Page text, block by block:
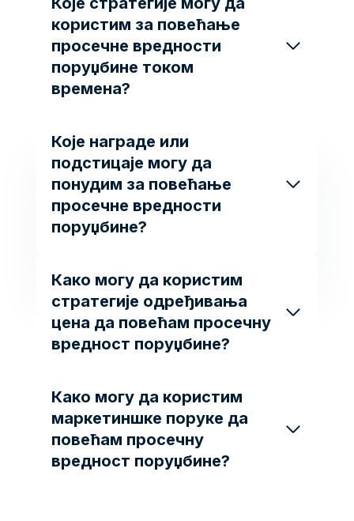
користим за повећање
просечне вредности
поруџбине током
времена?
Које награде или
подстицаје могу да
понудим за повећање
просечне вредности
поруџбине?
Како могу да користим
стратегије одређивања
цена да повећам просечну
вредност поруџбине?
Како могу да користим
маркетиншке поруке да
повећам просечну
вредност поруџбине?